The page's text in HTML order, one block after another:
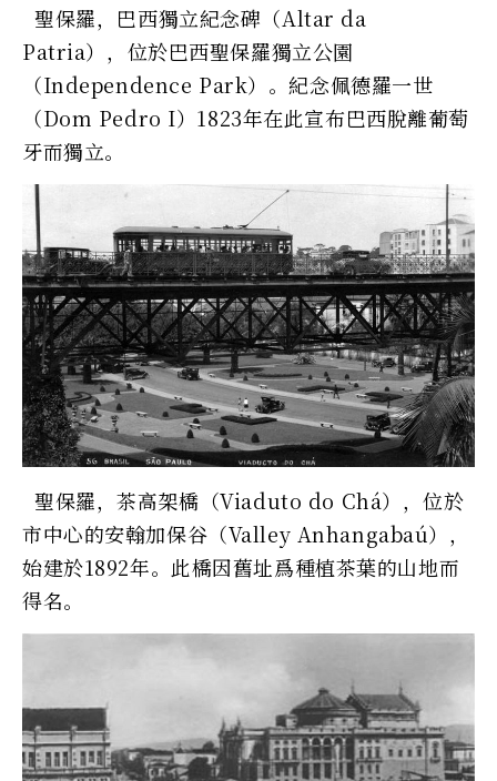
聖保羅，巴西獨立紀念碑（Altar da
Patria），位於巴西聖保羅獨立公園
（Independence Park）。紀念佩德羅一世
（Dom Pedro I）1823年在此宣布巴西脫離葡萄
牙而獨立。
聖保羅，茶高架橋（Viaduto do Chá），位於
市中心的安翰加保谷（Valley Anhangabaú），
始建於1892年。此橋因舊址爲種植茶葉的山地而
得名。